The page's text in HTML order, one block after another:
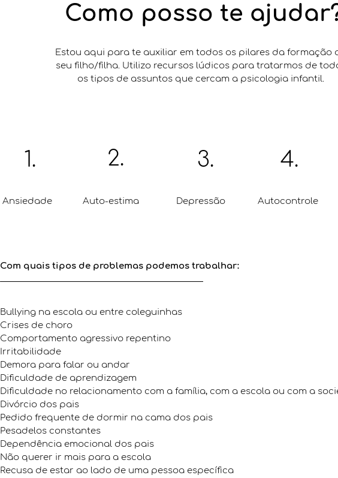
Como posso te
Estou aqui para te auxiliar em todos os pilares da formação
seu filho/filha. Utilizo recursos lúdicos para tratarmos de
os tipos de assuntos que cercam a psicologia infantil.
1.
Ansiedade
2.
Auto-estima
3.
Depressão
4.
Autocontrole
Com quais tipos de problemas podemos trabalhar:
Bullying na escola ou entre coleguinhas
Crises de choro
Comportamento agressivo repentino
Irritabilidade
Demora para falar ou andar
Dificuldade de aprendizagem
Dificuldade no relacionamento com a família, com a escola ou com a
Divórcio dos pais
Pedido frequente de dormir na cama dos pais
Pesadelos constantes
Dependência emocional dos pais
Não querer ir mais para a escola
Recusa de estar ao lado de uma pessoa específica